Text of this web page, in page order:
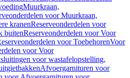
Muurkraan,
voor Muurkraan,
kranenReserveonderdelen voor
buitenReserveonderdelen voor Voor
voor ToebehorenVoor
voor Voor
voor wastafelopstelling,
Afvoergarnituren voor